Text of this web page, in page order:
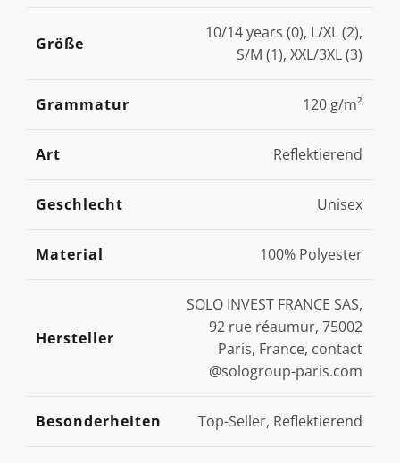
Größe
10/14 years (0), L/XL (2),
S/M (1), XXL/3XL (3)
Grammatur 120 g/m²
Art Reflektierend
Geschlecht Unisex
Material 100% Polyester
Hersteller
SOLO INVEST FRANCE SAS,
92 rue réaumur, 75002
Paris, France, contact
@sologroup-paris.com
Besonderheiten Top-Seller, Reflektierend